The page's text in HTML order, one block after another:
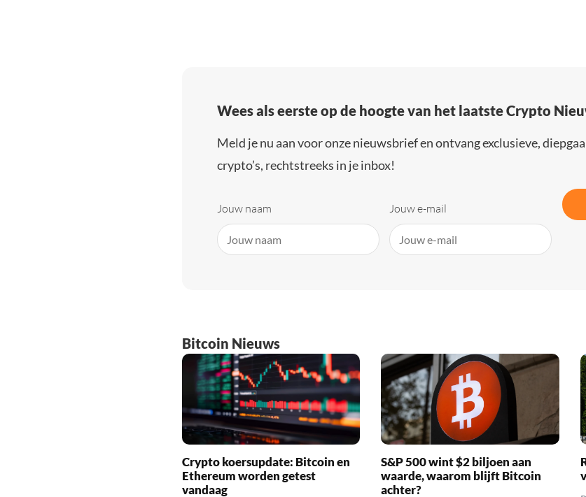
Wees als eerste op de hoogte van het laatste Crypto
Meld je nu aan voor onze nieuwsbrief en ontvang exclusieve,
crypto’s, rechtstreeks in je inbox!
Jouw naam Jouw e-mail
Bitcoin Nieuws
Crypto koersupdate: Bitcoin en
Ethereum worden getest
vandaag
S&P 500 wint $2 biljoen aan
waarde, waarom blijft Bitcoin
achter?